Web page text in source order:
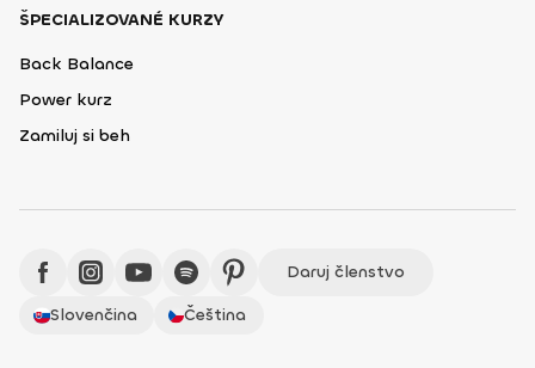
ŠPECIALIZOVANÉ KURZY
Back Balance
Power kurz
Zamiluj si beh
Daruj členstvo
Slovenčina
Čeština